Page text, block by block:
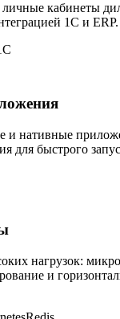
кабинеты
1С и ERP.
и нативные
для быстрого
нагрузок:
и